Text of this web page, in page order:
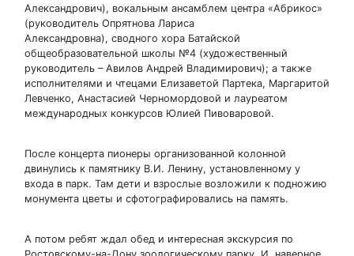
Александрович), вокальным ансамблем центра «Абрикос»
(руководитель Опрятнова Лариса
Александровна), сводного хора Батайской
общеобразовательной школы №4 (художественный
руководитель – Авилов Андрей Владимирович); а также
исполнителями и чтецами Елизаветой Партека, Маргаритой
Левченко, Анастасией Черномордовой и лауреатом
международных конкурсов Юлией Пивоваровой.
После концерта пионеры организованной колонной
двинулись к памятнику В.И. Ленину, установленному у
входа в парк. Там дети и взрослые возложили к подножию
монумента цветы и сфотографировались на память.
А потом ребят ждал обед и интересная экскурсия по